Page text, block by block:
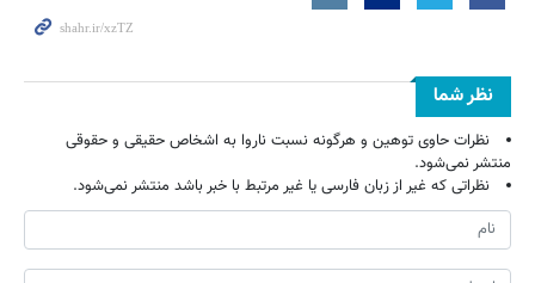
نظر شما
نظرات حاوی توهین و هرگونه نسبت ناروا به اشخاص حقیقی و حقوقی
منتشر نمی‌شود.
نظراتی که غیر از زبان فارسی یا غیر مرتبط با خبر باشد منتشر نمی‌شود.